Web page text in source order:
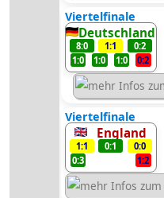
Viertelfinale
Deutschland
8:0 1:1
0:2
1:0
1:0 1:0 0:2
Viertelfinale
England
1:1 0:1
0:0
0:3
1:2